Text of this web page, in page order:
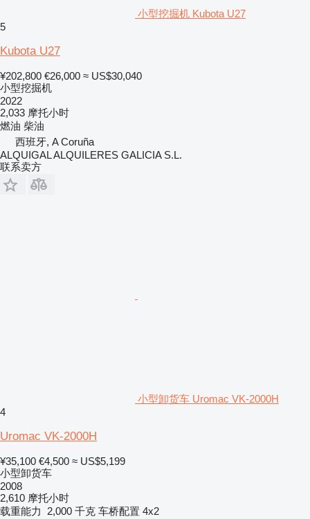
小型挖掘机 Kubota U27
5
Kubota U27
¥202,800 €26,000 ≈ US$30,040
小型挖掘机
2022
2,033 摩托小时
燃油 柴油
西班牙, A Coruña
ALQUIGAL ALQUILERES GALICIA S.L.
联系卖方
小型卸货车 Uromac VK-2000H
4
Uromac VK-2000H
¥35,100 €4,500 ≈ US$5,199
小型卸货车
2008
2,610 摩托小时
载重能力
2,000 千克 车桥配置 4x2